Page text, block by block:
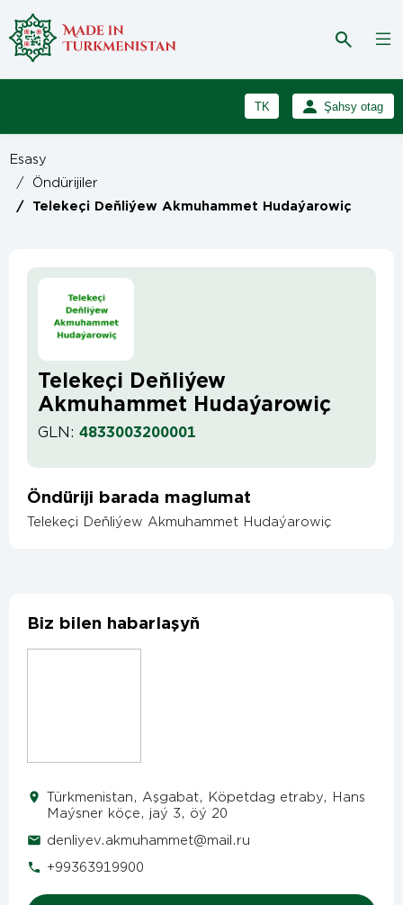
TK
RU
Şahsy otag
Esasy
/
Öndürijiler
/ Telekeçi Deňliýew Akmuhammet Hudaýarowiç
Telekeçi Deňliýew
Akmuhammet Hudaýarowiç
GLN: 4833003200001
Öndüriji barada maglumat
Telekeçi Deňliýew Akmuhammet Hudaýarowiç
Biz bilen habarlaşyň
Türkmenistan, Aşgabat, Köpetdag etraby, Hans
Maýsner köçe, jaý 3, öý 20
denliyev.akmuhammet@mail.ru
+99363919900